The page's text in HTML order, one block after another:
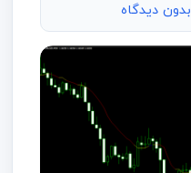
بدون دیدگاه